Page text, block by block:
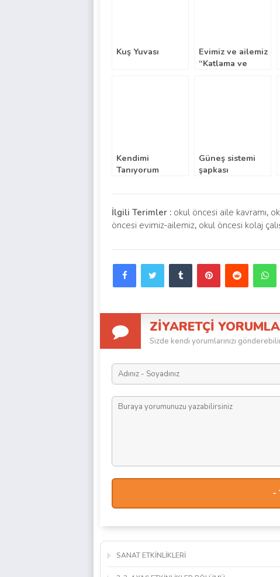
Kuş Yuvası
Evimiz ve ailemiz
“Katlama ve
Kendimi
Tanıyorum
Güneş sistemi
şapkası
İlgili Terimler : okul öncesi aile kavramı,
öncesi evimiz-ailemiz, okul öncesi kolaj
FacebookTwitter Tumblr PinterestReddit
ZİYARETÇİ
Sizde kendi yorumlarınızı
SANAT ETKİNLİKLERİ